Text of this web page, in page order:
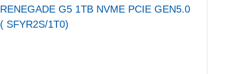
RENEGADE G5 1TB NVME PCIE GEN5.0
( SFYR2S/1T0)